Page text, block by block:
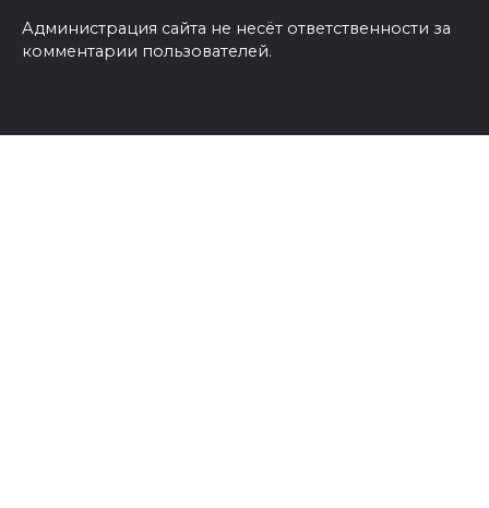
Администрация сайта не несёт ответственности за
комментарии пользователей.